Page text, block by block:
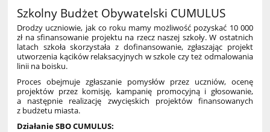
Szkolny Budżet Obywatelski CUMULUS
Drodzy uczniowie, jak co roku mamy możliwość pozyskać 10 000
zł na sfinansowanie projektu na rzecz naszej szkoły. W ostatnich
latach szkoła skorzystała z dofinansowanie, zgłaszając projekt
utworzenia kącików relaksacyjnych w szkole czy też odmalowania
linii na boisku.
Proces obejmuje zgłaszanie pomysłów przez uczniów, ocenę
projektów przez komisję, kampanię promocyjną i głosowanie,
a następnie realizację zwycięskich projektów finansowanych
z budżetu miasta.
Działanie SBO CUMULUS: